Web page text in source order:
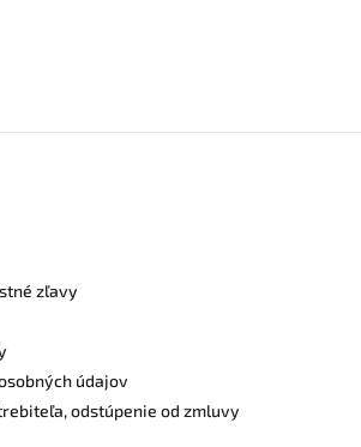
zľavy
údajov
odstúpenie od zmluvy